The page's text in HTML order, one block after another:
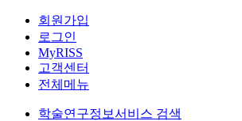
회원가입
로그인
MyRISS
고객센터
전체메뉴
학술연구정보서비스 검색